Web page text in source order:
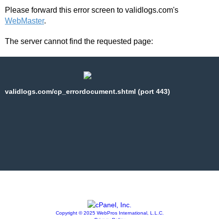
Please forward this error screen to validlogs.com's
WebMaster.
The server cannot find the requested page:
validlogs.com/cp_errordocument.shtml (port 443)
Copyright © 2025 WebPros International, L.L.C.